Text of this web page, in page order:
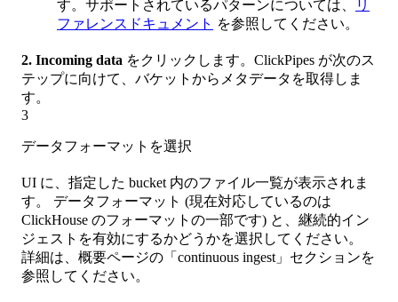
す。サポートされているパターンについては、
リ
ファレンスドキュメント を参照してください。
2. Incoming data をクリックします。ClickPipes が次のス
テップに向けて、バケットからメタデータを取得しま
す。
3
データフォーマットを選択
UI に、指定した bucket 内のファイル一覧が表示されま
す。 データフォーマット (現在対応しているのは
ClickHouse のフォーマットの一部です) と、継続的イン
ジェストを有効にするかどうかを選択してください。
詳細は、概要ページの「continuous ingest」セクションを
参照してください。